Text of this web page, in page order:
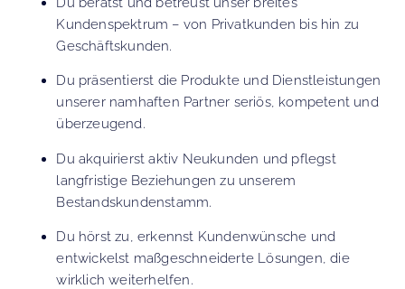
Kundenspektrum – von Privatkunden bis hin zu
Geschäftskunden.
Du präsentierst die Produkte und Dienstleistungen
unserer namhaften Partner seriös, kompetent und
überzeugend.
Du akquirierst aktiv Neukunden und pflegst
langfristige Beziehungen zu unserem
Bestandskundenstamm.
Du hörst zu, erkennst Kundenwünsche und
entwickelst maßgeschneiderte Lösungen, die
wirklich weiterhelfen.